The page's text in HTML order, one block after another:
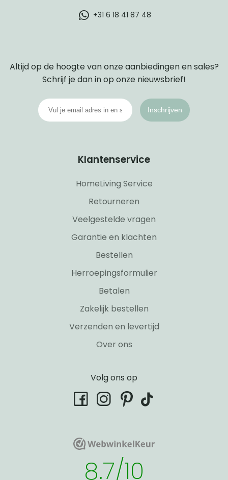
+31 6 18 41 87 48
Altijd op de hoogte van onze aanbiedingen en sales?
Schrijf je dan in op onze nieuwsbrief!
Inschrijven
Klantenservice
HomeLiving Service
Retourneren
Veelgestelde vragen
Garantie en klachten
Bestellen
Herroepingsformulier
Betalen
Zakelijk bestellen
Verzenden en levertijd
Over ons
Volg ons op
facebookinstagram
pinterest
tiktok
WebwinkelKeurWebwinkelKeur
8.7/10